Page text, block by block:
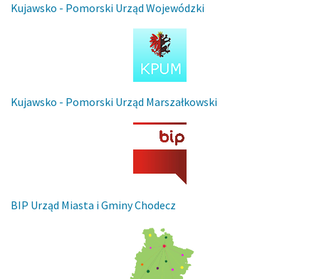
Kujawsko - Pomorski Urząd Wojewódzki
Kujawsko - Pomorski Urząd Marszałkowski
BIP Urząd Miasta i Gminy Chodecz